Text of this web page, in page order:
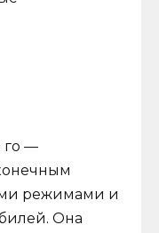
го —
режимами и
Она